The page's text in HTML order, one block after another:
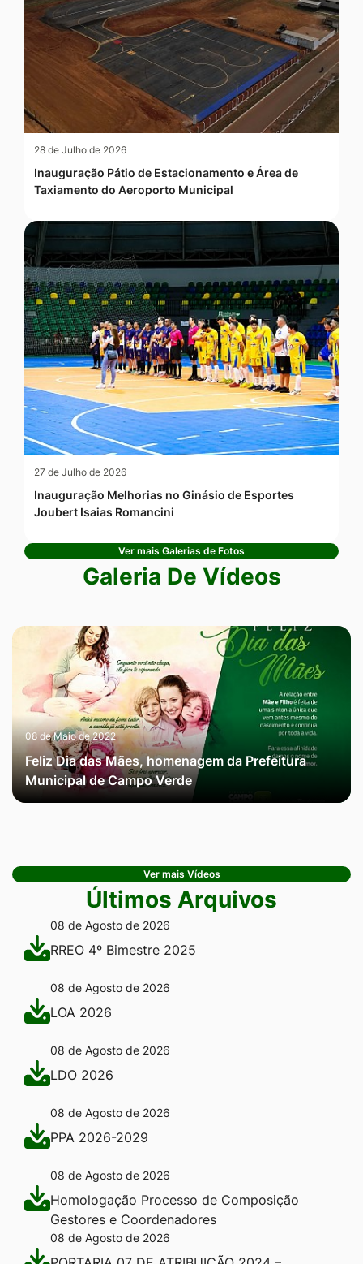
28 de Julho de 2026
Inauguração Pátio de Estacionamento e Área de
Taxiamento do Aeroporto Municipal
27 de Julho de 2026
Inauguração Melhorias no Ginásio de Esportes
Joubert Isaias Romancini
Ver mais Galerias de Fotos
Galeria De Vídeos
08 de Maio de 2022
Feliz Dia das Mães, homenagem da Prefeitura
Municipal de Campo Verde
Ver mais Vídeos
Últimos Arquivos
08 de Agosto de 2026
RREO 4º Bimestre 2025
08 de Agosto de 2026
LOA 2026
08 de Agosto de 2026
LDO 2026
08 de Agosto de 2026
PPA 2026-2029
08 de Agosto de 2026
Homologação Processo de Composição
Gestores e Coordenadores
08 de Agosto de 2026